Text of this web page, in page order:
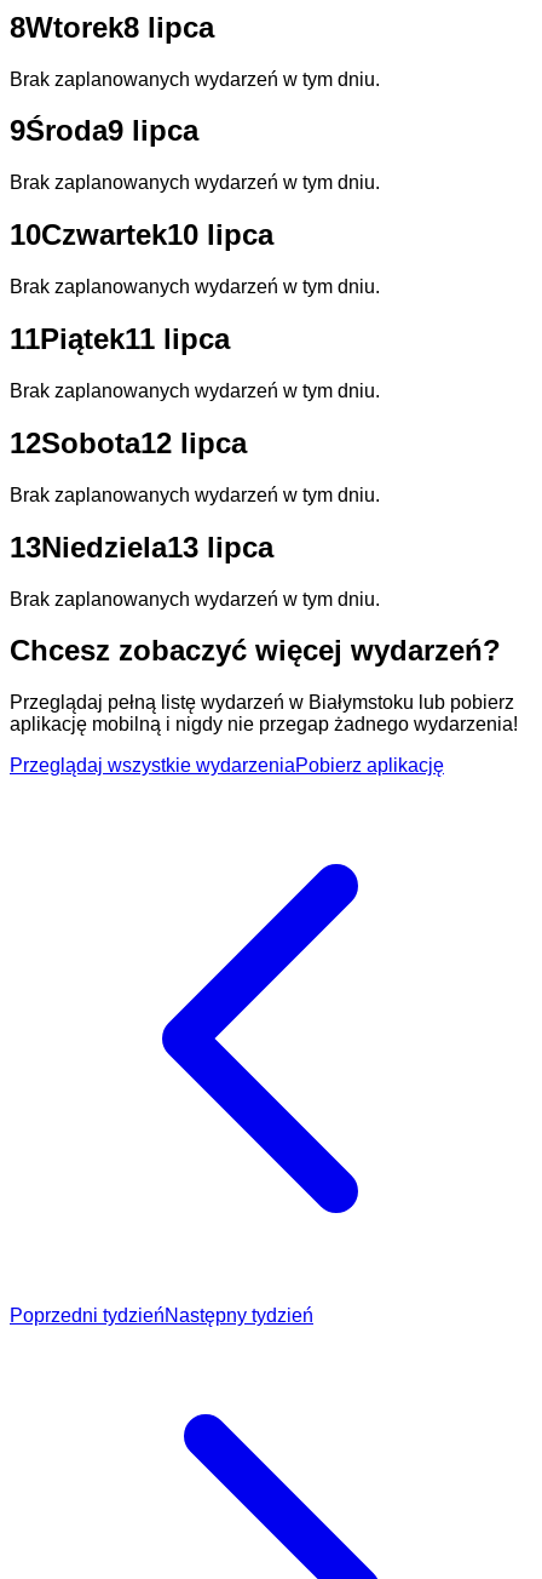
8Wtorek8 lipca
Brak zaplanowanych wydarzeń w tym dniu.
9Środa9 lipca
Brak zaplanowanych wydarzeń w tym dniu.
10Czwartek10 lipca
Brak zaplanowanych wydarzeń w tym dniu.
11Piątek11 lipca
Brak zaplanowanych wydarzeń w tym dniu.
12Sobota12 lipca
Brak zaplanowanych wydarzeń w tym dniu.
13Niedziela13 lipca
Brak zaplanowanych wydarzeń w tym dniu.
Chcesz zobaczyć więcej wydarzeń?
Przeglądaj pełną listę wydarzeń w Białymstoku lub pobierz
aplikację mobilną i nigdy nie przegap żadnego wydarzenia!
Przeglądaj wszystkie wydarzeniaPobierz aplikację
Poprzedni tydzieńNastępny tydzień